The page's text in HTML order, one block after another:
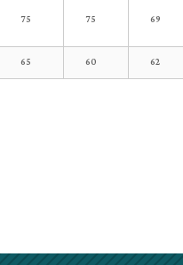
69
75
75
62
60
65